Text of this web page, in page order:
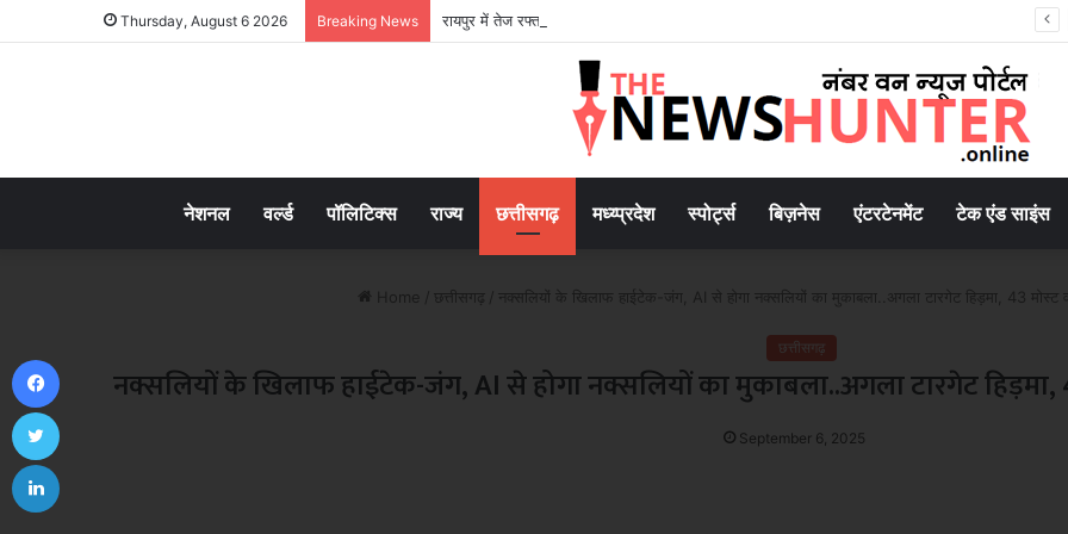
Thursday, August 6 2026 Breaking News
नेशनल वर्ल्ड पॉलिटिक्स राज्य छत्तीसगढ़ मध्य्प्रदेश स्पोर्ट्स बिज़नेस एंटरटेनमेंट टेक एंड साइंस
Home / छत्तीसगढ़ / नक्सलियों के खिलाफ हाईटेक-जंग, AI से होगा नक्सलियों का मुकाबला..अगला टारगेट हिड़मा, 43 मोस्ट
छत्तीसगढ़
नक्सलियों के खिलाफ हाईटेक-जंग, AI से होगा नक्सलियों का मुकाबला..अगला टारगेट हिड़मा,
September 6, 2025